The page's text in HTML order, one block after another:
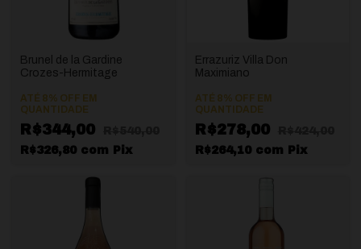
Brunel de la Gardine
Crozes-Hermitage
ATÉ 8% OFF EM
QUANTIDADE
R$344,00
R$326,80 com Pix
Errazuriz Villa Don
Maximiano
ATÉ 8% OFF EM
QUANTIDADE
R$278,00
R$264,10 com Pix